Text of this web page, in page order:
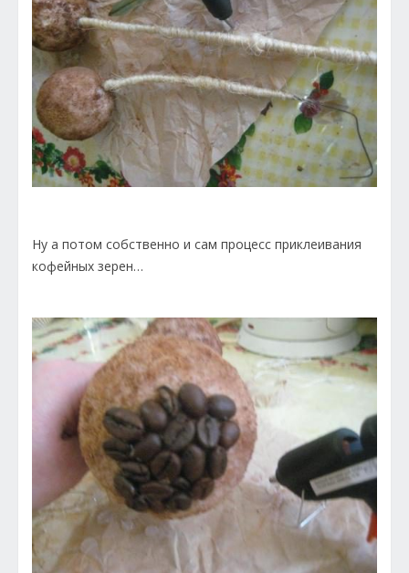
Ну а потом собственно и сам процесс приклеивания
кофейных зерен…